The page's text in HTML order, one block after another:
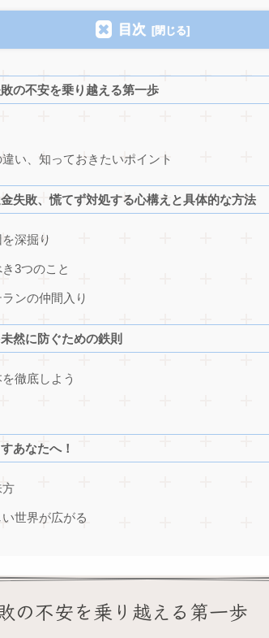
目次
の不安を乗り越える第一歩
い、知っておきたいポイント
失敗、慌てず対処する心構えと具体的な方法
深掘り
3つのこと
ンの仲間入り
然に防ぐための鉄則
徹底しよう
あなたへ！
世界が広がる
の不安を乗り越える第一歩